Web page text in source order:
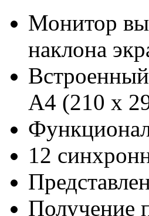
Монитор
наклона
А4 (210 х
12
Получение